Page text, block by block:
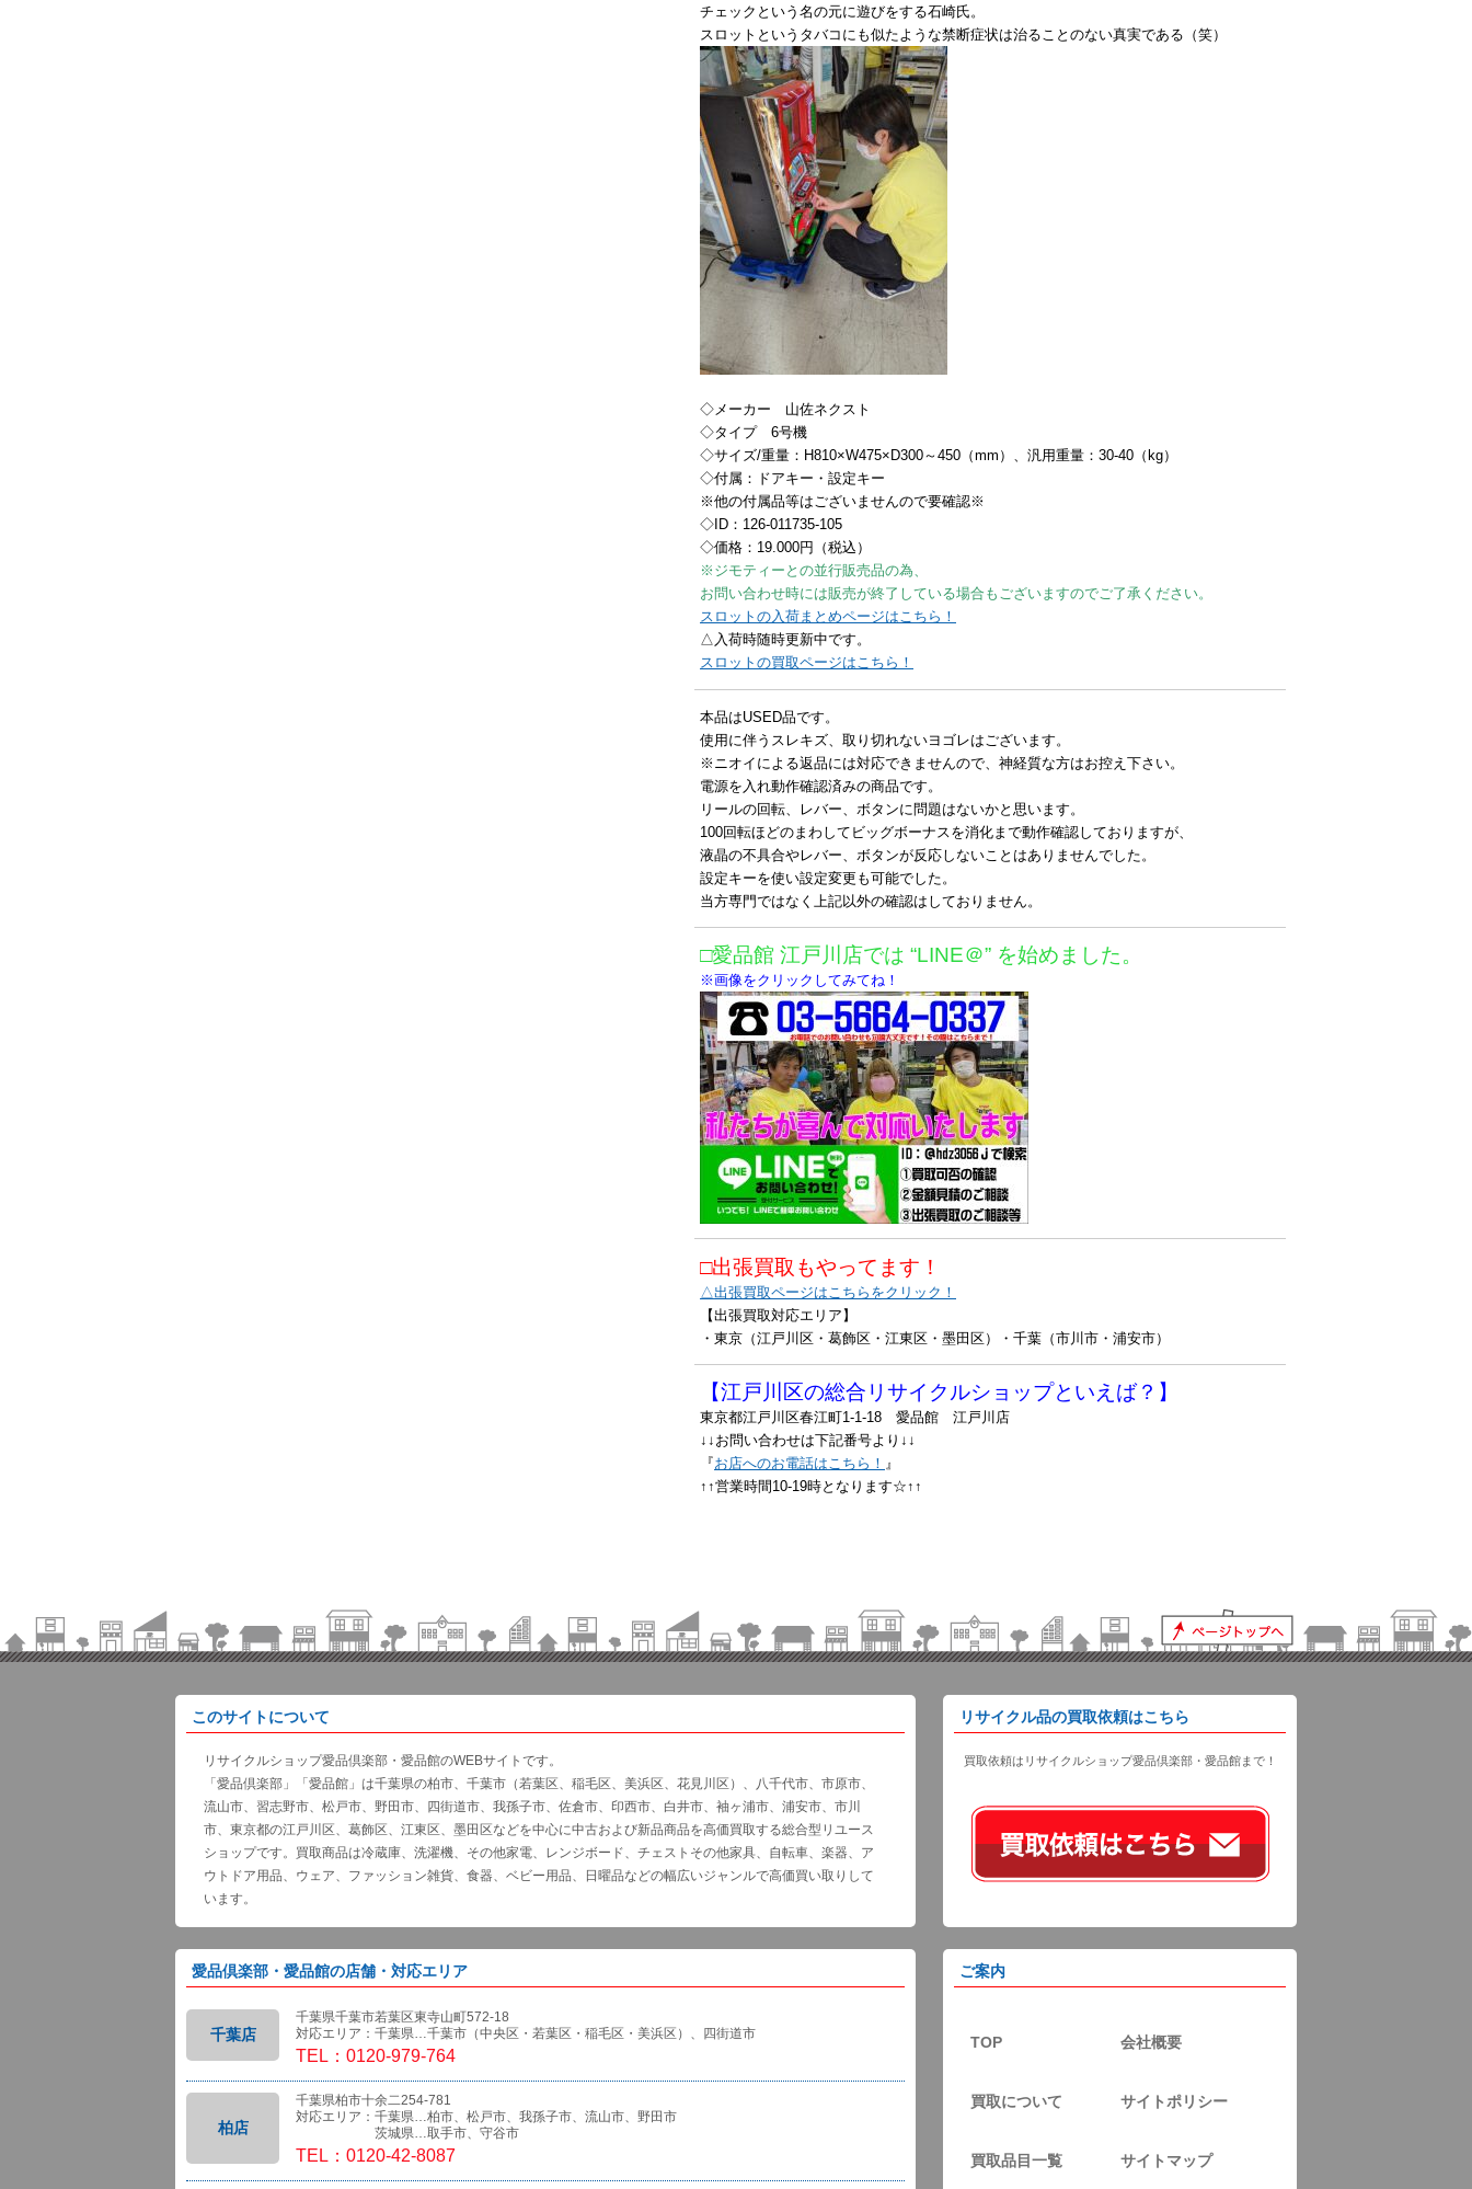
チェックという名の元に遊びをする石崎氏。
スロットというタバコにも似たような禁断症状は治ることのない真実である（笑）
◇メーカー 山佐ネクスト
◇タイプ 6号機
◇サイズ/重量：H810×W475×D300～450（mm）、汎用重量：30-40（kg）
◇付属：ドアキー・設定キー
※他の付属品等はございませんので要確認※
◇ID：126-011735-105
◇価格：19.000円（税込）
※ジモティーとの並行販売品の為、
お問い合わせ時には販売が終了している場合もございますのでご了承ください。
スロットの入荷まとめページはこちら！
△入荷時随時更新中です。
スロットの買取ページはこちら！
本品はUSED品です。
使用に伴うスレキズ、取り切れないヨゴレはございます。
※ニオイによる返品には対応できませんので、神経質な方はお控え下さい。
電源を入れ動作確認済みの商品です。
リールの回転、レバー、ボタンに問題はないかと思います。
100回転ほどのまわしてビッグボーナスを消化まで動作確認しておりますが、
液晶の不具合やレバー、ボタンが反応しないことはありませんでした。
設定キーを使い設定変更も可能でした。
当方専門ではなく上記以外の確認はしておりません。
□愛品館 江戸川店では “LINE＠” を始めました。
※画像をクリックしてみてね！
□出張買取もやってます！
△出張買取ページはこちらをクリック！
【出張買取対応エリア】
・東京（江戸川区・葛飾区・江東区・墨田区）・千葉（市川市・浦安市）
【江戸川区の総合リサイクルショップといえば？】
東京都江戸川区春江町1-1-18 愛品館 江戸川店
↓↓お問い合わせは下記番号より↓↓
『お店へのお電話はこちら！ 』
↑↑営業時間10-19時となります☆↑↑
このサイトについて
リサイクルショップ愛品倶楽部・愛品館のWEBサイトです。
「愛品倶楽部」「愛品館」は千葉県の柏市、千葉市（若葉区、稲毛区、美浜区、花見川区）、八千代市、市原市、
流山市、習志野市、松戸市、野田市、四街道市、我孫子市、佐倉市、印西市、白井市、袖ヶ浦市、浦安市、市川
市、東京都の江戸川区、葛飾区、江東区、墨田区などを中心に中古および新品商品を高価買取する総合型リユース
ショップです。買取商品は冷蔵庫、洗濯機、その他家電、レンジボード、チェストその他家具、自転車、楽器、ア
ウトドア用品、ウェア、ファッション雑貨、食器、ベビー用品、日曜品などの幅広いジャンルで高価買い取りして
います。
リサイクル品の買取依頼はこちら
買取依頼はリサイクルショップ愛品倶楽部・愛品館まで！
愛品倶楽部・愛品館の店舗・対応エリア
千葉店
千葉県千葉市若葉区東寺山町572-18
対応エリア：千葉県…千葉市（中央区・若葉区・稲毛区・美浜区）、四街道市
TEL：0120-979-764
柏店
千葉県柏市十余二254-781
対応エリア：千葉県…柏市、松戸市、我孫子市、流山市、野田市
茨城県…取手市、守谷市
TEL：0120-42-8087
ご案内
TOP 会社概要
買取について サイトポリシー
買取品目一覧 サイトマップ